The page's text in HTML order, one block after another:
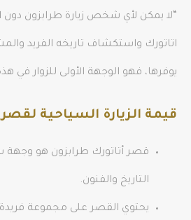
“لا يمكن لأي شخص زيارة طرابزون
اتاتورك واستكشاف تاريخه الفريد
يوفرها، فهو الوجهة الأولى للزوار في
قيمة الزيارة السياحية
قصر أتاتورك طرابزون هو وجهة
التاريخ والفنون.
يحتوي القصر على مجموعة فريدة